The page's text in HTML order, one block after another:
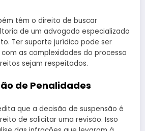
têm o direito de buscar
de um advogado especializado
Ter suporte jurídico pode ser
as complexidades do processo
sejam respeitados.
de Penalidades
que a decisão de suspensão é
de solicitar uma revisão. Isso